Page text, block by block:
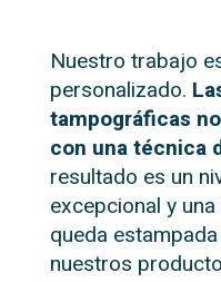
Nuestro trabajo
personalizado.
tampográficas
con una técnica
resultado es un
excepcional y
queda
nuestros